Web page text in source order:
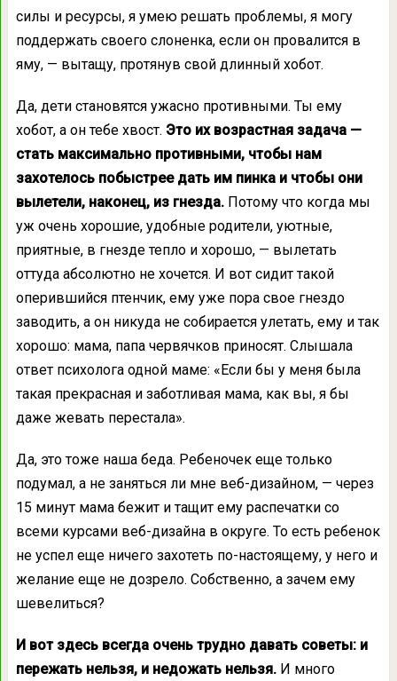
силы и ресурсы, я умею решать проблемы, я могу
поддержать своего слоненка, если он провалится в
яму, — вытащу, протянув свой длинный хобот.
Да, дети становятся ужасно противными. Ты ему
хобот, а он тебе хвост. Это их возрастная задача —
стать максимально противными, чтобы нам
захотелось побыстрее дать им пинка и чтобы они
вылетели, наконец, из гнезда. Потому что когда мы
уж очень хорошие, удобные родители, уютные,
приятные, в гнезде тепло и хорошо, — вылетать
оттуда абсолютно не хочется. И вот сидит такой
оперившийся птенчик, ему уже пора свое гнездо
заводить, а он никуда не собирается улетать, ему и так
хорошо: мама, папа червячков приносят. Слышала
ответ психолога одной маме: «Если бы у меня была
такая прекрасная и заботливая мама, как вы, я бы
даже жевать перестала».
Да, это тоже наша беда. Ребеночек еще только
подумал, а не заняться ли мне веб-дизайном, — через
15 минут мама бежит и тащит ему распечатки со
всеми курсами веб-дизайна в округе. То есть ребенок
не успел еще ничего захотеть по-настоящему, у него и
желание еще не дозрело. Собственно, а зачем ему
шевелиться?
И вот здесь всегда очень трудно давать советы: и
пережать нельзя, и недожать нельзя. И много